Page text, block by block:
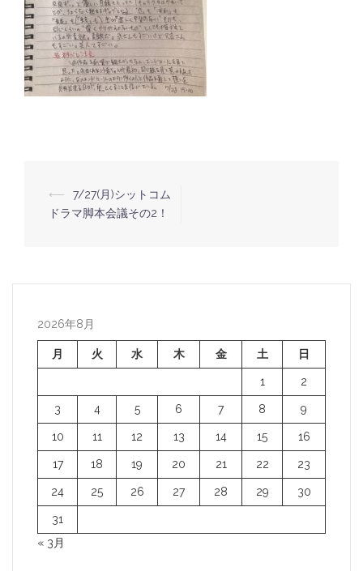
投
ビ
ー
シ
ョ
ン
⟵
7/27(月)シットコム
ドラマ脚本会議その2！
2026年8月
月 火 水 木 金 土 日
1 2
3 4 5 6 7 8 9
10 11 12 13 14 15 16
17 18 19 20 21 22 23
24 25 26 27 28 29 30
31
« 3月